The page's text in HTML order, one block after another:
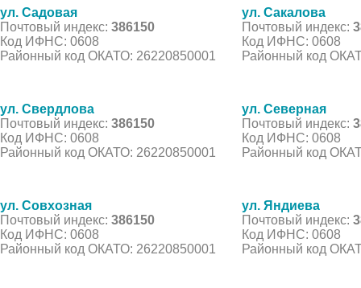
ул. Садовая
Почтовый индекс: 386150
Код ИФНС: 0608
Районный код ОКАТО: 26220850001
ул. Сакалова
Почтовый индекс:
Код ИФНС: 0608
Районный код
ул. Свердлова
Почтовый индекс: 386150
Код ИФНС: 0608
Районный код ОКАТО: 26220850001
ул. Северная
Почтовый индекс:
Код ИФНС: 0608
Районный код
ул. Совхозная
Почтовый индекс: 386150
Код ИФНС: 0608
Районный код ОКАТО: 26220850001
ул. Яндиева
Почтовый индекс:
Код ИФНС: 0608
Районный код